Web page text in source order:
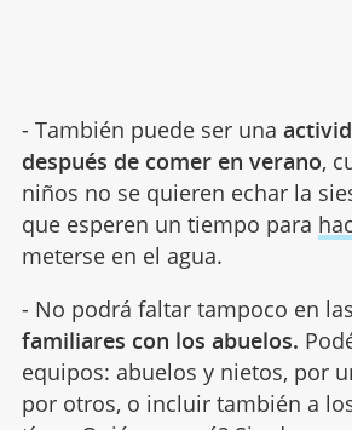
- También puede ser una
después de comer en verano,
niños no se quieren echar la
que esperen un tiempo para
meterse en el agua.
- No podrá faltar tampoco en las
familiares con los abuelos.
equipos: abuelos y nietos, por
por otros, o incluir también a